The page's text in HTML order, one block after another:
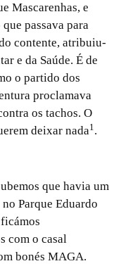
Mascarenhas, e
passava para
contente, atribuiu-
e da Saúde. É de
o partido dos
proclamava
os tachos. O
deixar nada1 .
que havia um
Parque Eduardo
com o casal
bonés MAGA.